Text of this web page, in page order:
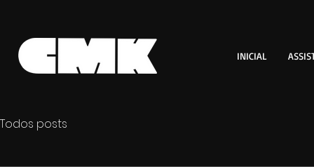
INICIAL
Todos posts